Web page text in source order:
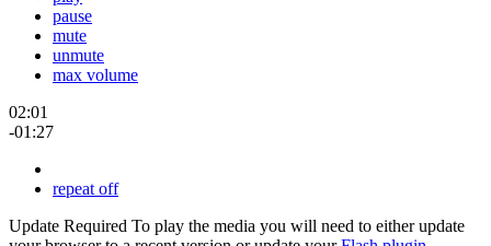
pause
mute
unmute
max volume
02:01
-01:27
repeat off
Update Required To play the media you will need to either update